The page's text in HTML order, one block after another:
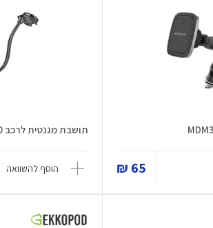
65 ₪
תושבת מגנטית לרכב MDM40
הוסף להשוואה